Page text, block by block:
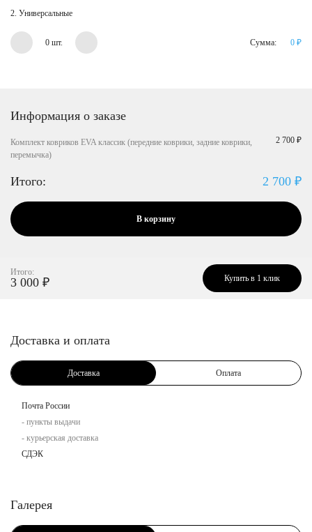
2. Универсальные
0 шт. Сумма: 0 ₽
Информация о заказе
Комплект ковриков EVA классик (передние коврики, задние коврики,
перемычка)
2 700 ₽
Итого: 2 700 ₽
В корзину
Итого:
3 000 ₽ Купить в 1 клик
Доставка и оплата
Доставка Оплата
Почта России
- пункты выдачи
- курьерская доставка
СДЭК
Галерея